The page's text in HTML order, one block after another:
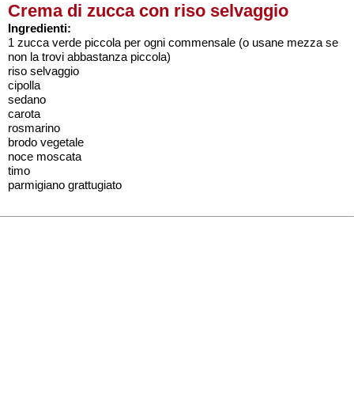
Crema di zucca con riso selvaggio
Ingredienti:
1 zucca verde piccola per ogni commensale (o usane mezza se
non la trovi abbastanza piccola)
riso selvaggio
cipolla
sedano
carota
rosmarino
brodo vegetale
noce moscata
timo
parmigiano grattugiato